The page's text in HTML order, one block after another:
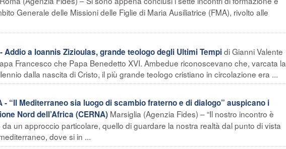
Generale delle Missioni delle Figlie di Maria Ausiliatrice (FMA), rivolto alle
- Addio a Ioannis Zizioulas, grande teologo degli Ultimi Tempidi Gianni Valente
Francesco che Papa Benedetto XVI. Ambedue riconoscevano che, varcata la
dalla nascita di Cristo, il più grande teologo cristiano in circolazione era ...
- “Il Mediterraneo sia luogo di scambio fraterno e di dialogo” auspicano i
Nord dell’Africa (CERNA) Marsiglia (Agenzia Fides) – “Il nostro incontro è
un approccio particolare, quello di guardare la nostra realtà dal punto di vista
dove si in ...